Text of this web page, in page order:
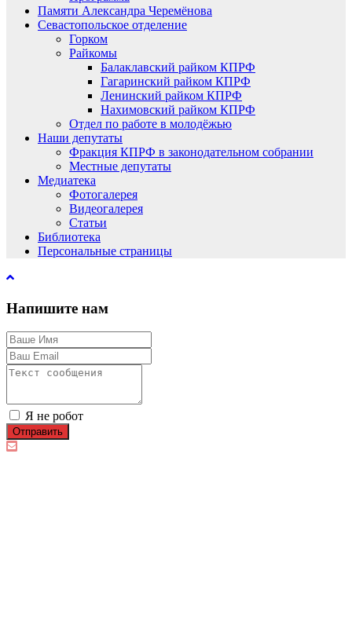
Памяти Александра Черемёнова
Севастопольское отделение
Горком
Райкомы
Балаклавский райком КПРФ
Гагаринский райком КПРФ
Ленинский райком КПРФ
Нахимовский райком КПРФ
Отдел по работе в молодёжью
Наши депутаты
Фракция КПРФ в законодательном собрании
Местные депутаты
Медиатека
Фотогалерея
Видеогалерея
Статьи
Библиотека
Персональные страницы
Напишите нам
Я не робот
Отправить